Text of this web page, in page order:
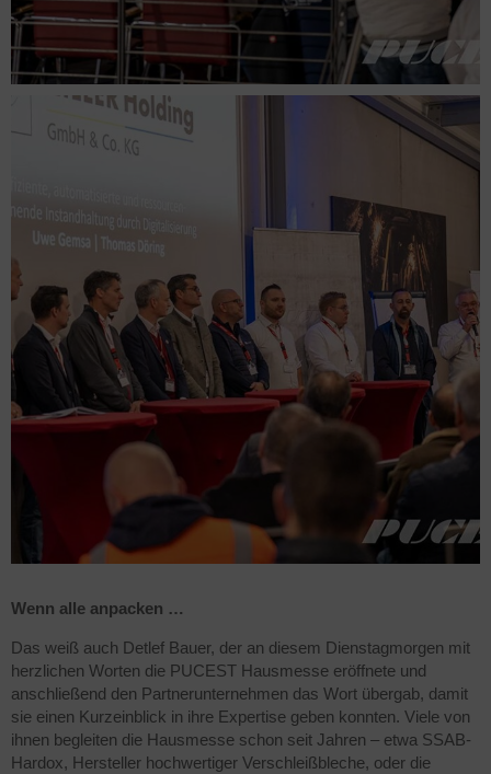
Wenn alle anpacken …
Das weiß auch Detlef Bauer, der an diesem Dienstagmorgen mit
herzlichen Worten die PUCEST Hausmesse eröffnete und
anschließend den Partnerunternehmen das Wort übergab, damit
sie einen Kurzeinblick in ihre Expertise geben konnten. Viele von
ihnen begleiten die Hausmesse schon seit Jahren – etwa SSAB-
Hardox, Hersteller hochwertiger Verschleißbleche, oder die